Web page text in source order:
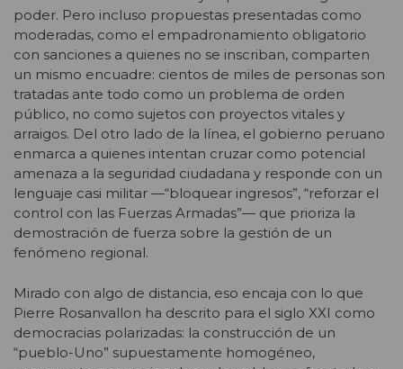
poder. Pero incluso propuestas presentadas como
moderadas, como el empadronamiento obligatorio
con sanciones a quienes no se inscriban, comparten
un mismo encuadre: cientos de miles de personas son
tratadas ante todo como un problema de orden
público, no como sujetos con proyectos vitales y
arraigos. Del otro lado de la línea, el gobierno peruano
enmarca a quienes intentan cruzar como potencial
amenaza a la seguridad ciudadana y responde con un
lenguaje casi militar —“bloquear ingresos”, “reforzar el
control con las Fuerzas Armadas”— que prioriza la
demostración de fuerza sobre la gestión de un
fenómeno regional.
Mirado con algo de distancia, eso encaja con lo que
Pierre Rosanvallon ha descrito para el siglo XXI como
democracias polarizadas: la construcción de un
“pueblo-Uno” supuestamente homogéneo,